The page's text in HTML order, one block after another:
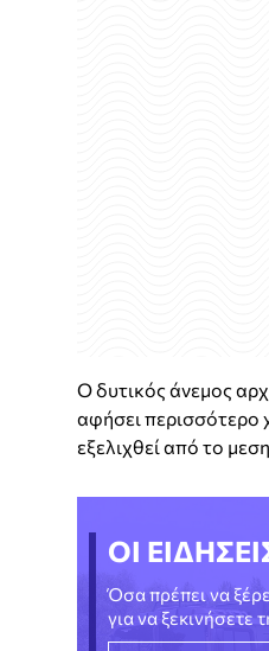
Ο δυτικός άνεμος
αφήσει περισσότερο
εξελιχθεί από το
ΟΙ
Όσα πρέπει να
για να ξεκινήσετε